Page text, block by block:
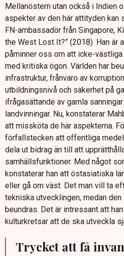
Mellanöstern utan också i Indien
aspekter av den här attityden kan
FN-ambassadör från Singapore,
the West Lost It?” (2018). Han är
påminner oss om att icke-
med kritiska ögon. Världen har
infrastruktur, frånvaro av
utbildningsnivå och säkerhet på
ifrågasättande av gamla
landvinningar. Nu, konstaterar
att missköta de här aspekterna.
förfallstecken att offentliga
dela ut bidrag än till att
samhällsfunktioner. Med något
konstaterar han att östasiatiska
eller gå om väst. Det man vill ta
tekniska utvecklingen, medan
beundras. Det är intressant att
kulturkretsar att de ska utveckla
Trycket att få